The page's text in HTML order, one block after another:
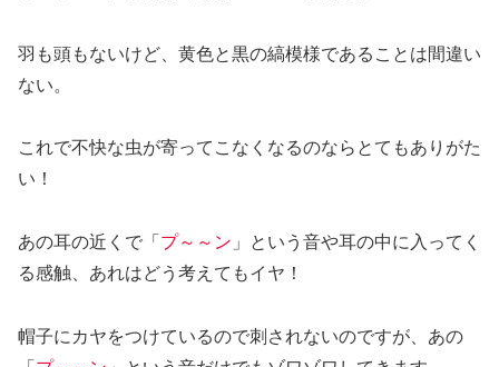
羽も頭もないけど、黄色と黒の縞模様であることは間違い
ない。
これで不快な虫が寄ってこなくなるのならとてもありがた
い！
あの耳の近くで「 プ～～ン 」という音や耳の中に入ってく
る感触、あれはどう考えてもイヤ！
帽子にカヤをつけているので刺されないのですが、あの